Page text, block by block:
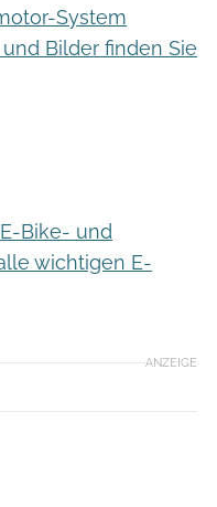
System
Bilder finden Sie
Bike- und
wichtigen E-
ANZEIGE